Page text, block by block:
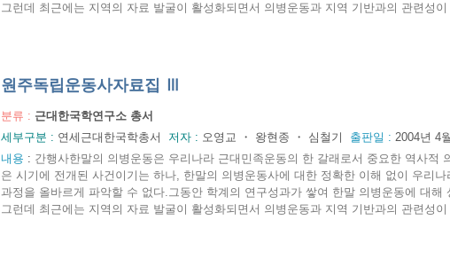
그런데 최근에는 지역의 자료 발굴이 활성화되면서 의병운동과 지역 기반과의 관련성
원주독립운동사자료집 Ⅲ
분류 : 근대한국학연구소 총서
세부구분 : 연세근대한국학총서 저자 : 오영교 ・ 왕현종 ・ 심철기 출판일 : 2004년 4
내용 : 간행사한말의 의병운동은 우리나라 근대민족운동의 한 갈래로서 중요한 역사적
은 시기에 전개된 사건이기는 하나, 한말의 의병운동사에 대한 정확한 이해 없이 우리
과정을 올바르게 파악할 수 없다.그동안 학계의 연구성과가 쌓여 한말 의병운동에 대해
그런데 최근에는 지역의 자료 발굴이 활성화되면서 의병운동과 지역 기반과의 관련성